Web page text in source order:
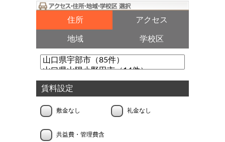
住所 アクセス
地域 学校区
賃料設定
敷金なし 礼金なし
共益費・管理費含